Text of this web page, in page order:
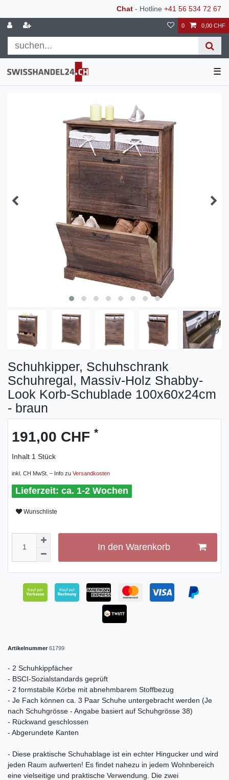
Chat - Hotline +41 56 534 72 67
0 0,00 CHF
☰
Schuhkipper, Schuhschrank
Schuhregal, Massiv-Holz Shabby-
Look Korb-Schublade 100x60x24cm
- braun
191,00 CHF *
Inhalt 1 Stück
inkl. CH MwSt. – Info zu Versandkosten
ca. 1-2 Wochen
Wunschliste
In den Warenkorb
Artikelnummer 61799
- 2 Schuhkippfächer
- BSCI-Sozialstandards geprüft
- 2 formstabile Körbe mit abnehmbarem Stoffbezug
- Je Fach können ca. 3 Paar Schuhe untergebracht werden (Je
nach Schuhgrösse - Angabe basiert auf Schuhgrösse 38)
- Rückwand geschlossen
- Abgerundete Kanten
- Diese praktische Schuhablage ist ein echter Hingucker und wird
jeden Raum aufwerten! Es findet nahezu in jedem Wohnbereich
eine vielseitige und praktische Verwendung. Die zwei